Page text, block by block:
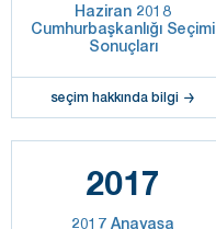
Haziran 2018
Cumhurbaşkanlığı Seçimi
Sonuçları
seçim hakkında bilgi
2017
2017 Anayasa